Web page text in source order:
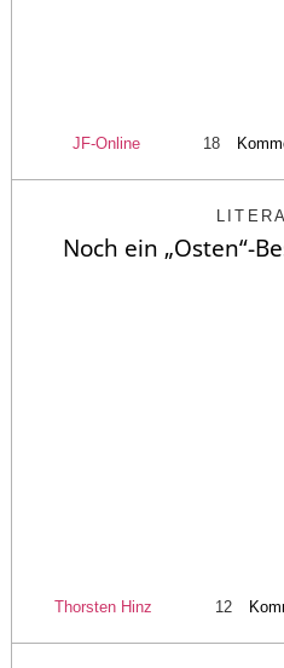
JF-Online 18
Noch ein „Osten“-
Thorsten Hinz 12